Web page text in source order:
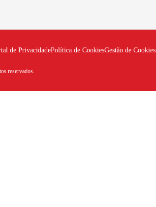
de PrivacidadePolítica de CookiesGestão de Cookies
reservados.